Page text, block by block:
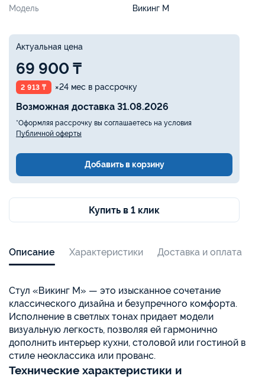
Модель
Викинг М
Актуальная цена
69 900 ₸
2 913 ₸ ×24 мес в рассрочку
Возможная доставка 31.08.2026
*Оформляя рассрочку вы соглашаетесь на условия
Публичной оферты
Добавить в корзину
Купить в 1 клик
Описание Характеристики Доставка и оплата
Стул «Викинг М» — это изысканное сочетание
классического дизайна и безупречного комфорта.
Исполнение в светлых тонах придает модели
визуальную легкость, позволяя ей гармонично
дополнить интерьер кухни, столовой или гостиной в
стиле неоклассика или прованс.
Технические характеристики и